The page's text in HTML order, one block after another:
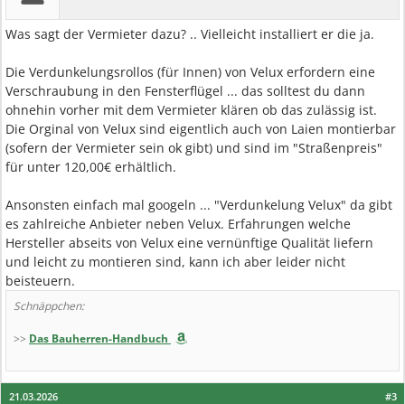
Was sagt der Vermieter dazu? .. Vielleicht installiert er die ja.
Die Verdunkelungsrollos (für Innen) von Velux erfordern eine
Verschraubung in den Fensterflügel ... das solltest du dann
ohnehin vorher mit dem Vermieter klären ob das zulässig ist.
Die Orginal von Velux sind eigentlich auch von Laien montierbar
(sofern der Vermieter sein ok gibt) und sind im "Straßenpreis"
für unter 120,00€ erhältlich.
Ansonsten einfach mal googeln ... "Verdunkelung Velux" da gibt
es zahlreiche Anbieter neben Velux. Erfahrungen welche
Hersteller abseits von Velux eine vernünftige Qualität liefern
und leicht zu montieren sind, kann ich aber leider nicht
beisteuern.
Schnäppchen:
>> Das Bauherren-Handbuch
#3
21.03.2026